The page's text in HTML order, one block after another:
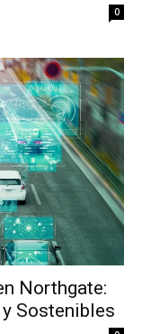
0
Northgate:
Sostenibles